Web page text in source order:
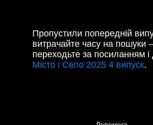
Пропустили попередній
витрачайте часу на пошуки –
переходьте за посиланням і
Місто і Село 2025 4 випуск.